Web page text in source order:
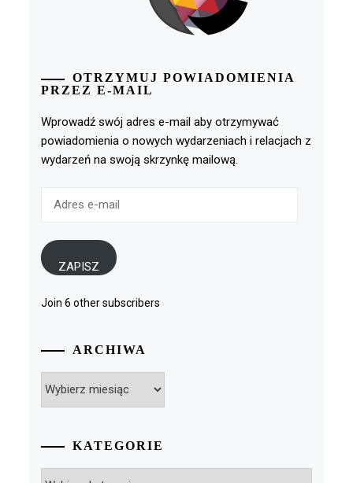
OTRZYMUJ POWIADOMIENIA
PRZEZ E-MAIL
Wprowadź swój adres e-mail aby otrzymywać
powiadomienia o nowych wydarzeniach i relacjach z
wydarzeń na swoją skrzynkę mailową.
ZAPISZ
Join 6 other subscribers
ARCHIWA
KATEGORIE